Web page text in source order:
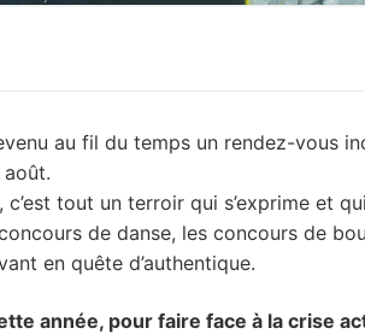
au fil du temps un rendez-vous
tout un terroir qui s’exprime et
de danse, les concours de
en quête d’authentique.
année, pour faire face à la crise